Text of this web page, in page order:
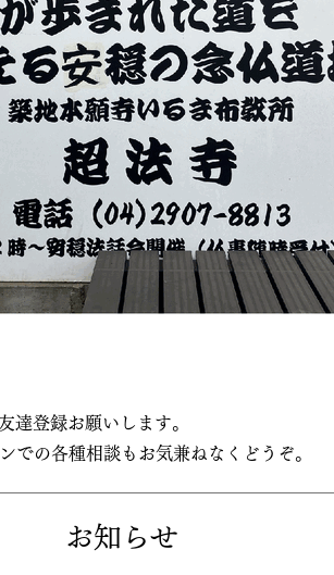
達登録お願いします。
での各種相談もお気兼ねなくどうぞ。
お知らせ